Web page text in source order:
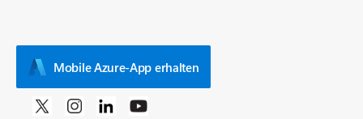
Mobile Azure-App erhalten